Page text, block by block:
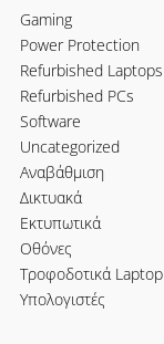
Gaming
Power Protection
Refurbished Laptops
Refurbished PCs
Software
Uncategorized
Αναβάθμιση
Δικτυακά
Εκτυπωτικά
Οθόνες
Τροφοδοτικά Laptop
Υπολογιστές